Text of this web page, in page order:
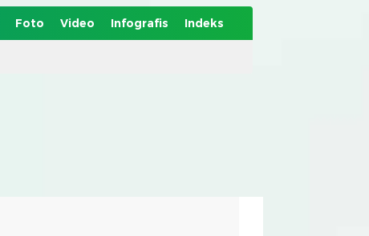
Foto Video Infografis Indeks